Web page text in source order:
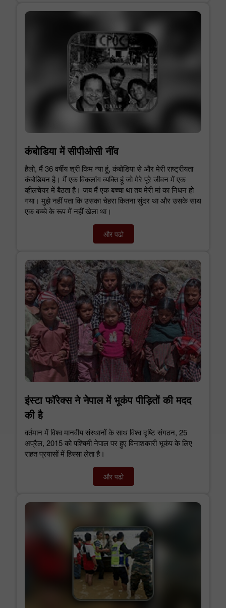
कंबोडिया में सीपीओसी नींव
हैलो, मैं 36 वर्षीय श्री किम न्या हूं, कंबोडिया से और मेरी राष्ट्रीयता
कंबोडियन है। मैं एक विकलांग व्यक्ति हूं जो मेरे पूरे जीवन में एक
व्हीलचेयर में बैठता है। जब मैं एक बच्चा था तब मेरी मां का निधन हो
गया। मुझे नहीं पता कि उसका चेहरा कितना सुंदर था और उसके साथ
एक बच्चे के रूप में नहीं खेला था।
और पढो
इंस्टा फॉरेक्स ने नेपाल में भूकंप पीड़ितों की मदद
की है
वर्तमान में विश्व मानवीय संस्थानों के साथ विश्व दृष्टि संगठन, 25
अप्रैल, 2015 को पश्चिमी नेपाल पर हुए विनाशकारी भूकंप के लिए
राहत प्रयासों में हिस्सा लेता है।
और पढो